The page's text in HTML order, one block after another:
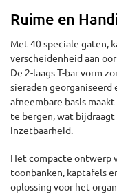
Ruime en
Met 40 speciale gaten,
verscheidenheid aan
De 2-laags T-bar vorm
sieraden
afneembare basis
te bergen, wat
inzetbaarheid.
Het compacte ontwerp
toonbanken, kaptafels
oplossing voor het